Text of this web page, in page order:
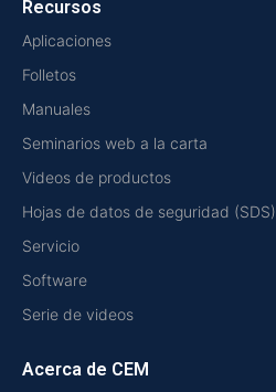
Recursos
Aplicaciones
Folletos
Manuales
Seminarios web a la carta
Videos de productos
Hojas de datos de seguridad (SDS)
Servicio
Software
Serie de videos
Acerca de CEM